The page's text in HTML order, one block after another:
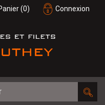
Connexion
(0)